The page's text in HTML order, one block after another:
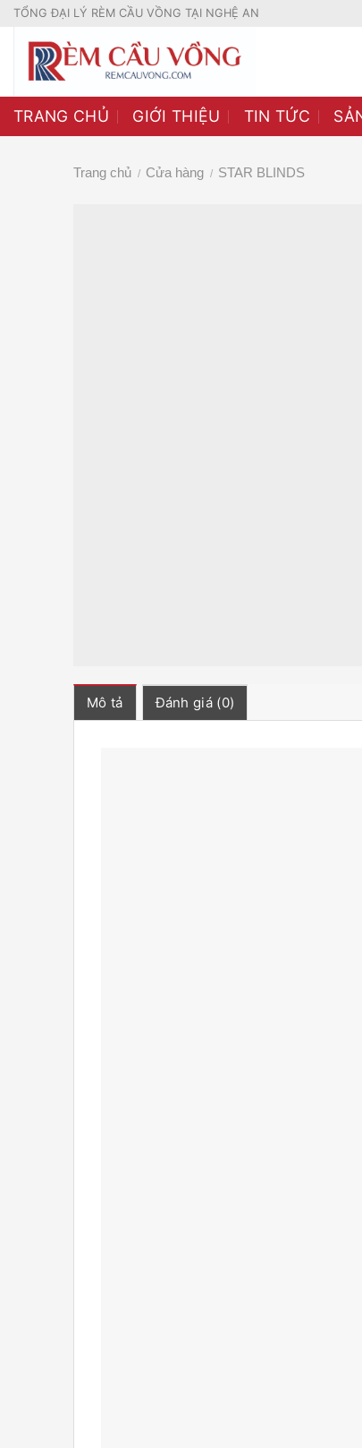
Skip
content
TỔNG ĐẠI LÝ RÈM CẦU VỒNG TẠI NGHỆ AN
TRANG CHỦ GIỚI THIỆU TIN TỨC
Trang chủ / Cửa hàng / STAR BLINDS
Mô tả Đánh giá (0)